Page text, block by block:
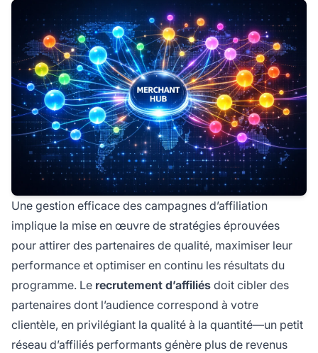
Une gestion efficace des campagnes d’affiliation
implique la mise en œuvre de stratégies éprouvées
pour attirer des partenaires de qualité, maximiser leur
performance et optimiser en continu les résultats du
programme. Le recrutement d’affiliés doit cibler des
partenaires dont l’audience correspond à votre
clientèle, en privilégiant la qualité à la quantité—un petit
réseau d’affiliés performants génère plus de revenus